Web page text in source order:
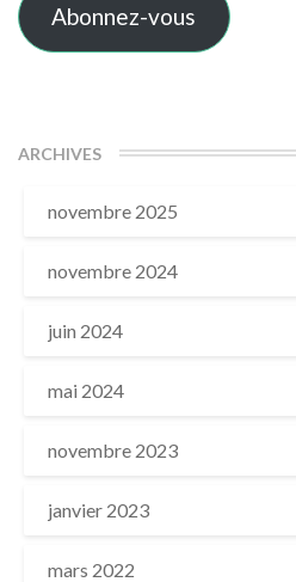
Abonnez-vous
ARCHIVES
novembre 2025
novembre 2024
juin 2024
mai 2024
novembre 2023
janvier 2023
mars 2022